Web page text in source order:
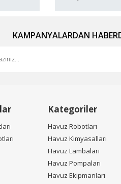
benzer farklı alternatifler olmalı.
KAMPANYALARDAN
Kategoriler
Havuz Robotları
Havuz Kimyasalları
Havuz Lambaları
Havuz Pompaları
Havuz Ekipmanları